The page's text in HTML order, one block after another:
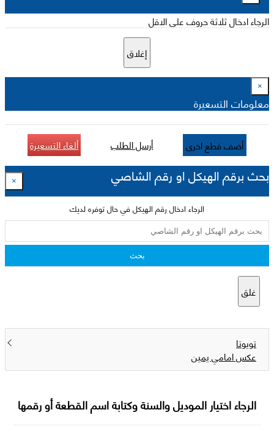
الرجاء ادخال ثلاثة حروف على الاقل
إغلاق
×
معلومات التسعيرة
أضف قطع اخرى أرسل الطلب ألغاء التسعيرة
بحث برقم الهيكل او رقم الشاصي ×
الرجاء ادخال رقم الهيكل في حال توفره لديك
بحث
غلق
تويوتا
عكس امامي يمين
الرجاء اختيار الموديل والسنة وكتابة اسم القطعة أو رقمها